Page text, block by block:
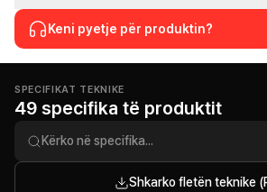
Keni pyetje për produktin?
SPECIFIKAT TEKNIKE
49 specifika të produktit
Shkarko fletën teknike